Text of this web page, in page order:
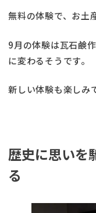
無料の体験で、お土
9月の体験は瓦石鹸
に変わるそうです。
新しい体験も楽しみ
歴史に思いを
る